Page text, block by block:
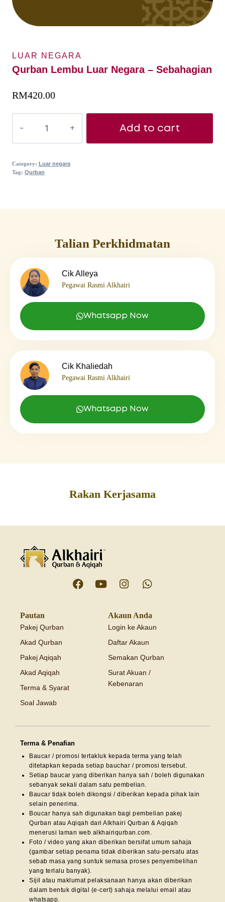
LUAR NEGARA
Qurban Lembu Luar Negara – Sebahagian
RM420.00
Add to cart
Category: Luar negara
Tag: Qurban
Talian Perkhidmatan
Cik Alleya
Pegawai Rasmi Alkhairi
Whatsapp Now
Cik Khaliedah
Pegawai Rasmi Alkhairi
Whatsapp Now
Rakan Kerjasama
Pautan
Pakej Qurban
Akad Qurban
Pakej Aqiqah
Akad Aqiqah
Terma & Syarat
Soal Jawab
Akaun Anda
Login ke Akaun
Daftar Akaun
Semakan Qurban
Surat Akuan /
Kebenaran
Terma & Penafian
Baucar / promosi tertakluk kepada terma yang telah
ditetapkan kepada setiap bauchar / promosi tersebut.
Setiap baucar yang diberikan hanya sah / boleh digunakan
sebanyak sekali dalam satu pembelian.
Baucar tidak boleh dikongsi / diberikan kepada pihak lain
selain penerima.
Boucar hanya sah digunakan bagi pembelian pakej
Qurban atau Aqiqah dari Alkhairi Qurban & Aqiqah
menerusi laman web alkhairiqurban.com.
Foto / video yang akan diberikan bersifat umum sahaja
(gambar setiap penama tidak diberikan satu-persatu atas
sebab masa yang suntuk semasa proses penyembelihan
yang terlalu banyak).
Sijil atau maklumat pelaksanaan hanya akan diberikan
dalam bentuk digital (e-cert) sahaja melalui email atau
whatsapp.